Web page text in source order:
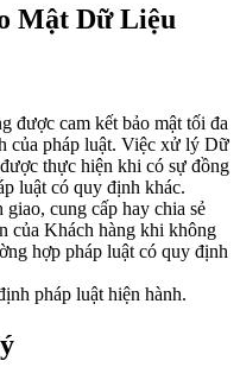
Mật Dữ Liệu
được cam kết bảo mật tối đa
của pháp luật. Việc xử lý Dữ
thực hiện khi có sự đồng
luật có quy định khác.
cung cấp hay chia sẻ
của Khách hàng khi không
hợp pháp luật có quy định
pháp luật hiện hành.